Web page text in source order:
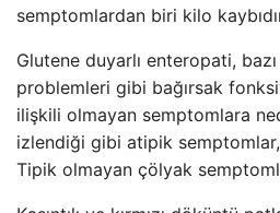
semptomlardan biri kilo
Glutene duyarlı enteropati,
problemleri gibi bağırsak
ilişkili olmayan semptomlara
izlendiği gibi atipik semptomlar,
Tipik olmayan çölyak